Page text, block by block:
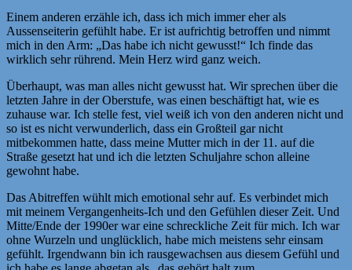
Einem anderen erzähle ich, dass ich mich immer eher als
Aussenseiterin gefühlt habe. Er ist aufrichtig betroffen und nimmt
mich in den Arm: „Das habe ich nicht gewusst!“ Ich finde das
wirklich sehr rührend. Mein Herz wird ganz weich.
Überhaupt, was man alles nicht gewusst hat. Wir sprechen über die
letzten Jahre in der Oberstufe, was einen beschäftigt hat, wie es
zuhause war. Ich stelle fest, viel weiß ich von den anderen nicht und
so ist es nicht verwunderlich, dass ein Großteil gar nicht
mitbekommen hatte, dass meine Mutter mich in der 11. auf die
Straße gesetzt hat und ich die letzten Schuljahre schon alleine
gewohnt habe.
Das Abitreffen wühlt mich emotional sehr auf. Es verbindet mich
mit meinem Vergangenheits-Ich und den Gefühlen dieser Zeit. Und
Mitte/Ende der 1990er war eine schreckliche Zeit für mich. Ich war
ohne Wurzeln und unglücklich, habe mich meistens sehr einsam
gefühlt. Irgendwann bin ich rausgewachsen aus diesem Gefühl und